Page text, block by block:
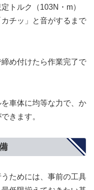
トルク（103N・m）
チッ」と音がするまで
め付けたら作業完了で
車体に均等な力で、か
きます。
ためには、事前の工具